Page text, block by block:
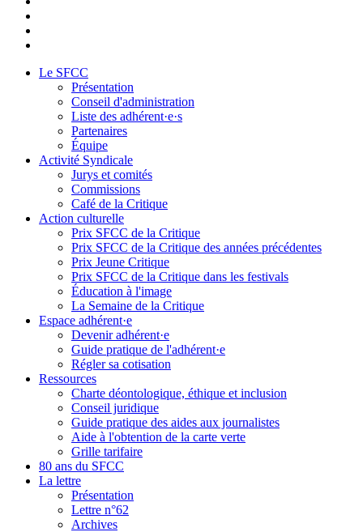
Le SFCC
Présentation
Conseil d'administration
Liste des adhérent·e·s
Partenaires
Équipe
Activité Syndicale
Jurys et comités
Commissions
Café de la Critique
Action culturelle
Prix SFCC de la Critique
Prix SFCC de la Critique des années précédentes
Prix Jeune Critique
Prix SFCC de la Critique dans les festivals
Éducation à l'image
La Semaine de la Critique
Espace adhérent·e
Devenir adhérent·e
Guide pratique de l'adhérent·e
Régler sa cotisation
Ressources
Charte déontologique, éthique et inclusion
Conseil juridique
Guide pratique des aides aux journalistes
Aide à l'obtention de la carte verte
Grille tarifaire
80 ans du SFCC
La lettre
Présentation
Lettre n°62
Archives